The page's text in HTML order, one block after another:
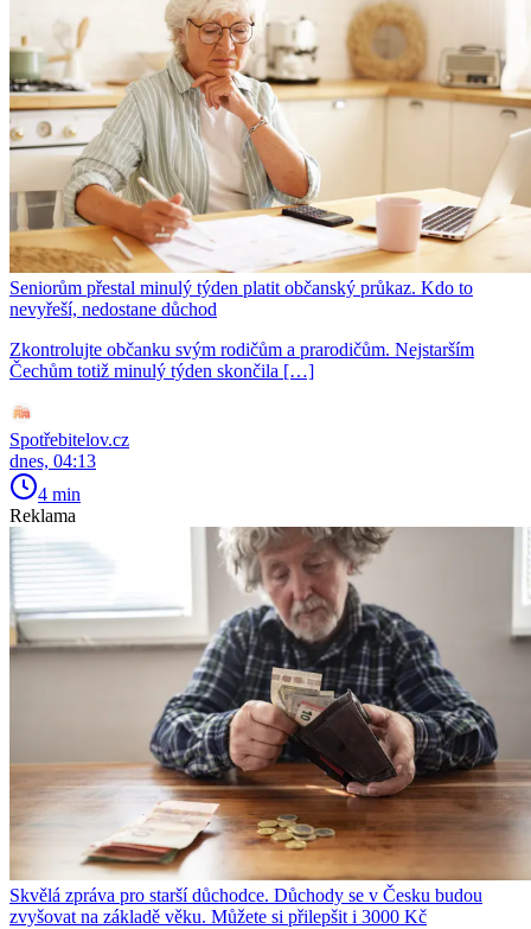
Seniorům přestal minulý týden platit občanský průkaz. Kdo to
nevyřeší, nedostane důchod
Zkontrolujte občanku svým rodičům a prarodičům. Nejstarším
Čechům totiž minulý týden skončila […]
Spotřebitelov.cz
dnes, 04:13
4 min
Reklama
Skvělá zpráva pro starší důchodce. Důchody se v Česku budou
zvyšovat na základě věku. Můžete si přilepšit i 3000 Kč